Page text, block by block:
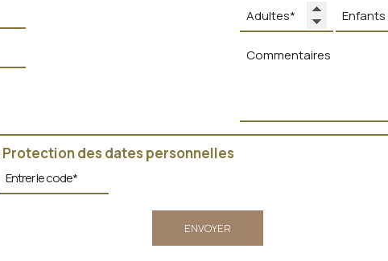
Protection des dates personnelles
ENVOYER